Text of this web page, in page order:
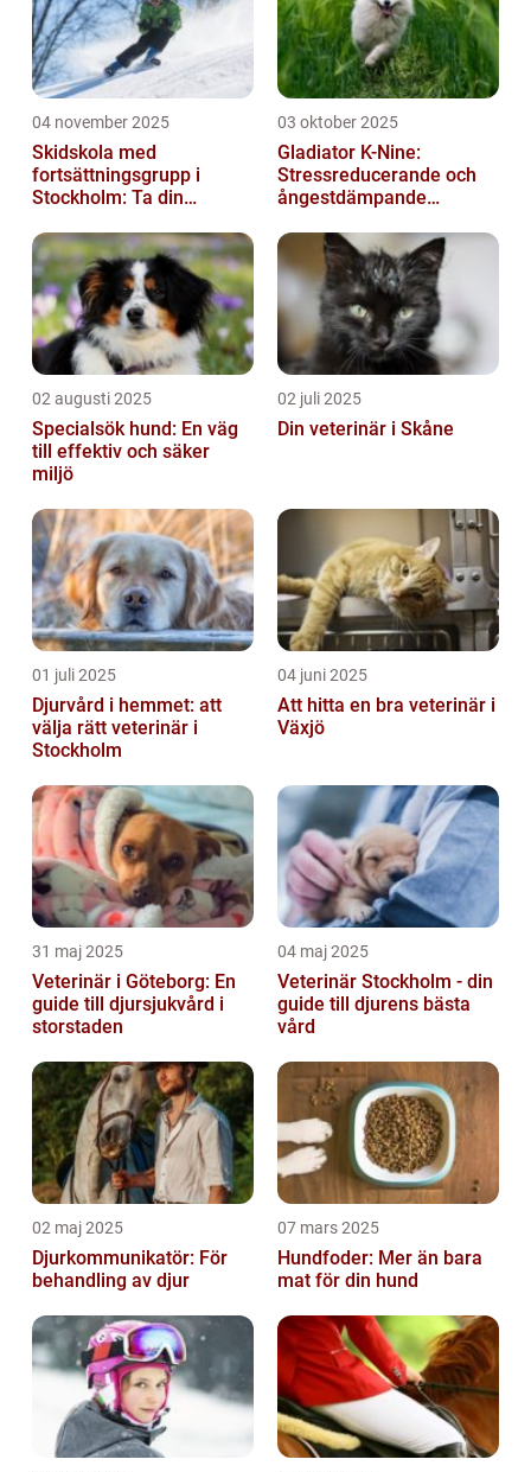
04 november 2025
Skidskola med
fortsättningsgrupp i
Stockholm: Ta din
03 oktober 2025
Gladiator K-Nine:
Stressreducerande och
ångestdämpande
02 augusti 2025
Specialsök hund: En väg
till effektiv och säker
miljö
02 juli 2025
Din veterinär i Skåne
01 juli 2025
Djurvård i hemmet: att
välja rätt veterinär i
Stockholm
04 juni 2025
Att hitta en bra veterinär i
Växjö
31 maj 2025
Veterinär i Göteborg: En
guide till djursjukvård i
storstaden
04 maj 2025
Veterinär Stockholm - din
guide till djurens bästa
vård
02 maj 2025
Djurkommunikatör: För
behandling av djur
07 mars 2025
Hundfoder: Mer än bara
mat för din hund